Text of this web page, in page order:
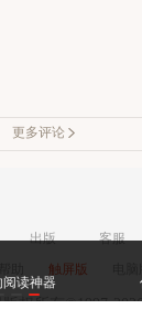
更多评论
出版 客服
触屏版
权所有©1997-
作者亲密互动，和大